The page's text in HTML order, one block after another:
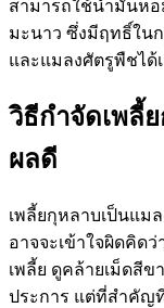
สามารถใช้น้ำมันหอ
มะนาว ซึ่งมีฤทธิ์ใน
และแมลงศัตรูพืชได้
วิธีกำจัดเพลี้
ผลดี
เพลี้ยกุหลาบเป็นแม
อาจจะเข้าใจผิดคิด
เพลี้ย ดูคล้ายเม็ดสีข
ประการ แต่ที่สำคัญ